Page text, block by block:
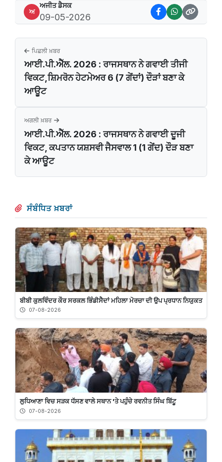
ਅ
ਅਜੀਤ ਡੈਸਕ
09-05-2026
ਪਿਛਲੀ ਖ਼ਬਰ
ਆਈ.ਪੀ.ਐੱਲ. 2026 : ਰਾਜਸਥਾਨ ਨੇ ਗਵਾਈ ਤੀਜੀ
ਵਿਕਟ,ਸ਼ਿਮਰੋਨ ਹੇਟਮੇਅਰ 6 (7 ਗੇਂਦਾਂ) ਦੌੜਾਂ ਬਣਾ ਕੇ
ਆਊਟ
ਅਗਲੀ ਖ਼ਬਰ
ਆਈ.ਪੀ.ਐੱਲ. 2026 : ਰਾਜਸਥਾਨ ਨੇ ਗਵਾਈ ਦੂਜੀ
ਵਿਕਟ, ਕਪਤਾਨ ਯਸ਼ਸਵੀ ਜੈਸਵਾਲ 1 (1 ਗੇਂਦ) ਦੌੜ ਬਣਾ
ਕੇ ਆਊਟ
ਸੰਬੰਧਿਤ ਖ਼ਬਰਾਂ
ਬੀਬੀ ਕੁਲਵਿੰਦਰ ਕੌਰ ਸਰਕਲ ਭਿੰਡੀਸੈਦਾਂ ਮਹਿਲਾ ਮੋਰਚਾ ਦੀ ਉਪ ਪ੍ਰਧਾਨ ਨਿਯੁਕਤ
07-08-2026
ਲੁਧਿਆਣਾ ਵਿਚ ਸੜਕ ਧੱਸਣ ਵਾਲੇ ਸਥਾਨ 'ਤੇ ਪਹੁੰਚੇ ਰਵਨੀਤ ਸਿੰਘ ਬਿੱਟੂ
07-08-2026